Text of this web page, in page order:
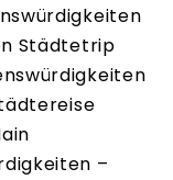
Städtetrip
–